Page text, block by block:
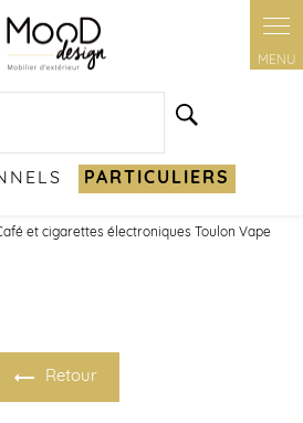
PARTICULIERS
et cigarettes électroniques Toulon Vape
Retour